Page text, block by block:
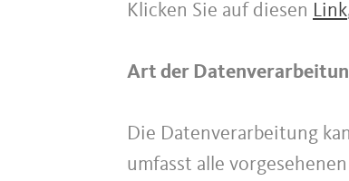
Klicken Sie auf diesen Link
Art der
Die Datenverarbeitung
umfasst alle